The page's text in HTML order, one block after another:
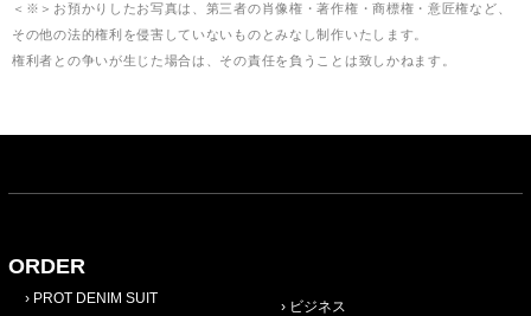
＜※＞お預かりしたお写真は、第三者の肖像権・著作権・商標権・意匠権など、
その他の法的権利を侵害していないものとみなし制作いたします。
権利者との争いが生じた場合は、その責任を負うことは致しかねます。
ORDER
PROT DENIM SUIT
ビジネス